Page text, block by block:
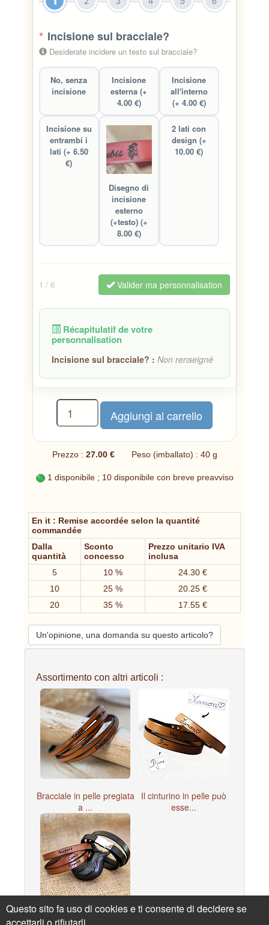
* Incisione sul bracciale?
Desiderate incidere un testo sul bracciale?
No, senza
incisione
Incisione
esterna (+
4.00 €)
Incisione
all'interno
(+ 4.00 €)
Incisione su
entrambi i
lati (+ 6.50
€)
Disegno di
incisione
esterno
(+testo) (+
8.00 €)
2 lati con
design (+
10.00 €)
1 / 6 Valider ma personnalisation
Récapitulatif de votre
personnalisation
Incisione sul bracciale? : Non renseigné
Prezzo : 27.00 € Peso (imballato) : 40 g
1 disponibile ; 10 disponibile con breve preavviso
En it : Remise accordée selon la quantité
commandée
Dalla
quantità
Sconto
concesso
Prezzo unitario IVA
inclusa
5
10 %
24.30 €
10
25 %
20.25 €
20
35 % 17.55 €
Un'opinione, una domanda su questo articolo?
Assortimento con altri articoli :
Bracciale in pelle pregiata
a ...
Il cinturino in pelle può
esse...
Bracciale in pelle triplo
Questo sito fa uso di cookies e ti consente di decidere se